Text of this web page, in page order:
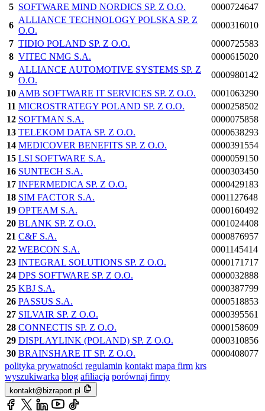
5 SOFTWARE MIND NORDICS SP. Z O.O.
0000724647
6
ALLIANCE TECHNOLOGY POLSKA SP. Z
O.O.
0000316010
7 TIDIO POLAND SP. Z O.O.
0000725583
8 VITEC NMG S.A.
0000615020
9
ALLIANCE AUTOMOTIVE SYSTEMS SP. Z
O.O.
0000980142
10 AMB SOFTWARE IT SERVICES SP. Z O.O.
0001063290
11 MICROSTRATEGY POLAND SP. Z O.O.
0000258502
12 SOFTMAN S.A.
0000075858
13 TELEKOM DATA SP. Z O.O.
0000638293
14 MEDICOVER BENEFITS SP. Z O.O.
0000391554
15 LSI SOFTWARE S.A.
0000059150
16 SUNTECH S.A.
0000303450
17 INFERMEDICA SP. Z O.O.
0000429183
18 SIM FACTOR S.A.
0001127648
19 OPTEAM S.A.
0000160492
20 BLANK SP. Z O.O.
0001024408
21 C&F S.A.
0000876957
22 WEBCON S.A.
0001145414
23 INTEGRAL SOLUTIONS SP. Z O.O.
0000171717
24 DPS SOFTWARE SP. Z O.O.
0000032888
25 KBJ S.A.
0000387799
26 PASSUS S.A.
0000518853
27 SILVAIR SP. Z O.O.
0000395561
28 CONNECTIS SP. Z O.O.
0000158609
29 DISPLAYLINK (POLAND) SP. Z O.O.
0000310856
30 BRAINSHARE IT SP. Z O.O.
0000408077
polityka prywatności regulamin kontakt mapa firm krs
wyszukiwarka blog afiliacja porównaj firmy
kontakt@bizraport.pl